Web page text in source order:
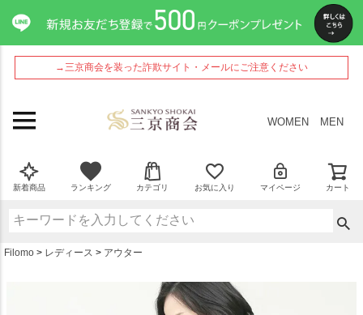
→三京商会を装った詐欺サイト・メールにご注意ください
WOMEN MEN
新着商品 ランキング カテゴリ お気に入り マイページ カート
Filomo レディース アウター
ペー
ジト
ップ
へ